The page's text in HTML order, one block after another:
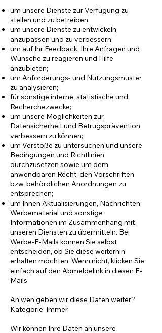
um unsere Dienste zur Verfügung zu
stellen und zu betreiben;
um unsere Dienste zu entwickeln,
anzupassen und zu verbessern;
um auf Ihr Feedback, Ihre Anfragen und
Wünsche zu reagieren und Hilfe
anzubieten;
um Anforderungs- und Nutzungsmuster
zu analysieren;
für sonstige interne, statistische und
Recherchezwecke;
um unsere Möglichkeiten zur
Datensicherheit und Betrugsprävention
verbessern zu können;
um Verstöße zu untersuchen und unsere
Bedingungen und Richtlinien
durchzusetzen sowie um dem
anwendbaren Recht, den Vorschriften
bzw. behördlichen Anordnungen zu
entsprechen;
um Ihnen Aktualisierungen, Nachrichten,
Werbematerial und sonstige
Informationen im Zusammenhang mit
unseren Diensten zu übermitteln. Bei
Werbe-E-Mails können Sie selbst
entscheiden, ob Sie diese weiterhin
erhalten möchten. Wenn nicht, klicken Sie
einfach auf den Abmeldelink in diesen E-
Mails.
An wen geben wir diese Daten weiter?
Kategorie: Immer
Wir können Ihre Daten an unsere